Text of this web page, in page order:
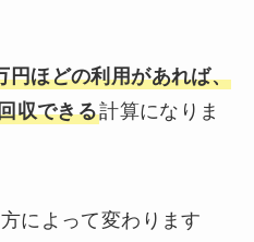
円ほどの利用があれば、
収できる計算になりま
によって変わります